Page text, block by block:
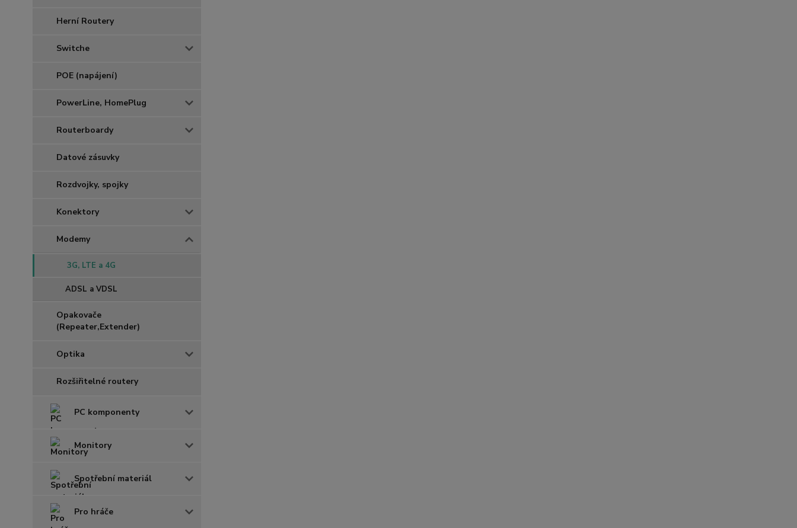
Herní Routery
Switche
POE (napájení)
PowerLine, HomePlug
Routerboardy
Datové zásuvky
Rozdvojky, spojky
Konektory
Modemy
3G, LTE a 4G
ADSL a VDSL
Opakovače
(Repeater,Extender)
Optika
Rozšiřitelné routery
PC komponenty
Monitory
Spotřební materiál
Pro hráče